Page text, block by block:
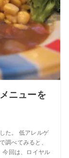
ニューを
た。 低アレルゲ
調べてみると、
今回は、ロイヤル